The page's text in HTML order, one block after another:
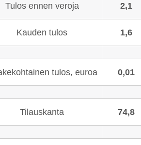
Tulos ennen veroja 2,1
Kauden tulos 1,6
tulos, euroa 0,01
Tilauskanta 74,8